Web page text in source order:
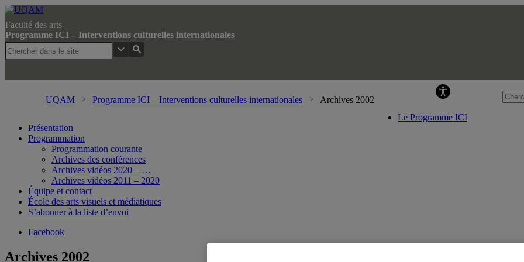
Faculté des arts
Programme ICI – Interventions culturelles internationales
UQAM Programme ICI – Interventions culturelles internationales Archives 2002
Le Programme ICI
Présentation
Programmation
Programmation courante
Archives des conférences
Archives vidéos 2020 – …
Archives vidéos 2011 – 2020
Équipe et contact
École des arts visuels et médiatiques
S’abonner à la liste d’envoi
Facebook
Archives 2002